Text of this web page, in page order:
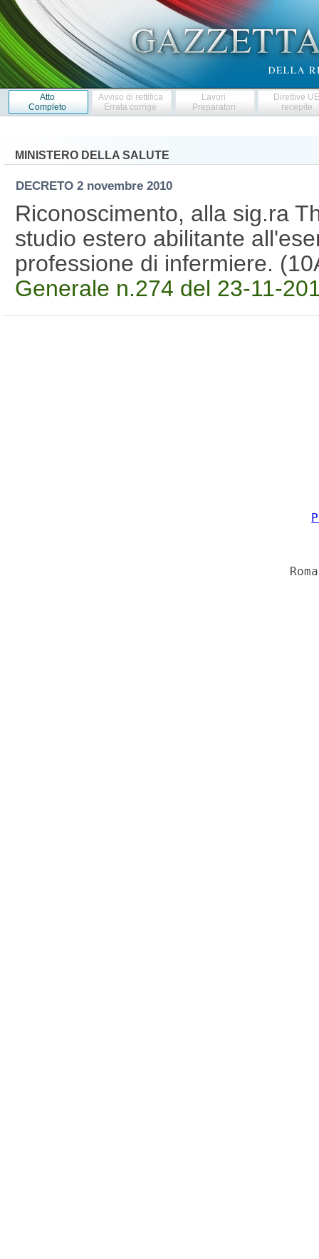
Atto
Completo
Avviso di rettifica
Errata corrige
Lavori
Preparatori
Direttive
recepite
MINISTERO DELLA SALUTE
DECRETO 2 novembre 2010
Riconoscimento, alla sig.ra
studio estero abilitante
professione di infermiere.
Generale n.274 del 23-11-